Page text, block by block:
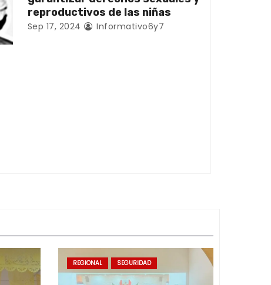
reproductivos de las niñas
Sep 17, 2024 Informativo6y7
REGIONAL SEGURIDAD